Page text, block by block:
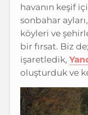
havanın keşif
sonbahar
köyleri ve
bir fırsat. Biz
işaretledik,
oluşturduk ve